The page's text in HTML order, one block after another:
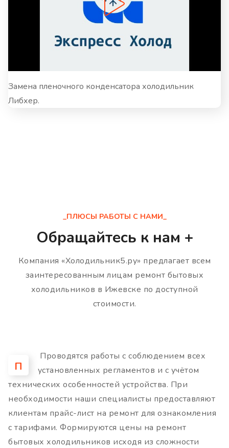
Замена пленочного конденсатора холодильник
Либхер.
_ПЛЮСЫ РАБОТЫ С НАМИ_
Обращайтесь к нам +
Компания «Холодильник5.ру» предлагает всем
заинтересованным лицам ремонт бытовых
холодильников в Ижевске по доступной
стоимости.
П
Проводятся работы с соблюдением всех
установленных регламентов и с учётом
технических особенностей устройства. При
необходимости наши специалисты предоставляют
клиентам прайс-лист на ремонт для ознакомления
с тарифами. Формируются цены на ремонт
бытовых холодильников исходя из сложности